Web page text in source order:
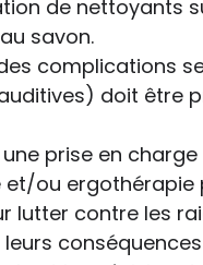
de nettoyants
savon.
complications
doit être
prise en
et/ou ergothérapie
lutter contre les